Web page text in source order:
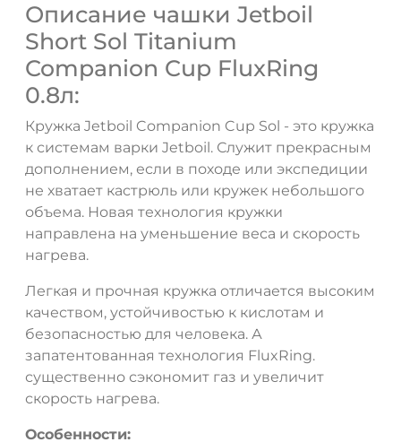
Описание чашки Jetboil
Short Sol Titanium
Companion Cup FluxRing
0.8л:
Кружка Jetboil Companion Cup Sol - это кружка
к системам варки Jetboil. Служит прекрасным
дополнением, если в походе или экспедиции
не хватает кастрюль или кружек небольшого
объема. Новая технология кружки
направлена на уменьшение веса и скорость
нагрева.
Легкая и прочная кружка отличается высоким
качеством, устойчивостью к кислотам и
безопасностью для человека. А
запатентованная технология FluxRing.
существенно сэкономит газ и увеличит
скорость нагрева.
Особенности:
ДА НЕТ